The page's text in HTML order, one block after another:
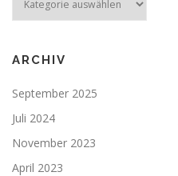
ARCHIV
September 2025
Juli 2024
November 2023
April 2023